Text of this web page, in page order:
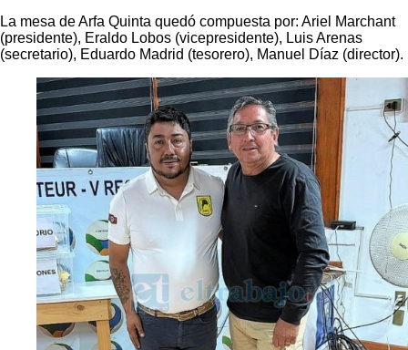
La mesa de Arfa Quinta quedó compuesta por: Ariel Marchant
(presidente), Eraldo Lobos (vicepresidente), Luis Arenas
(secretario), Eduardo Madrid (tesorero), Manuel Díaz (director).